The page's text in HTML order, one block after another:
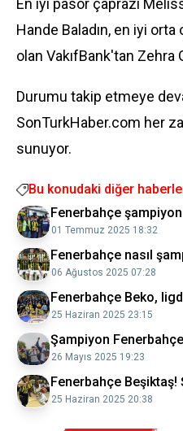
En iyi pasör çaprazı
Hande Baladın, en iyi
olan VakıfBank'tan Zehra
Durumu takip etmeye
SonTurkHaber.com her
sunuyor.
Bu konudaki diğer
Fenerbahçe
01 Temmuz 2025 18:32
Fenerbahçe nasıl
06 Ağustos 2025 07:28
Fenerbahçe Beko,
25 Haziran 2025 23:15
Şampiyon
26 Mayıs 2025 19:23
Fenerbahçe
25 Haziran 2025 20:38